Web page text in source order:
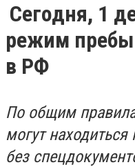
Сегодня, 1
режим
в РФ
По общим
могут
без